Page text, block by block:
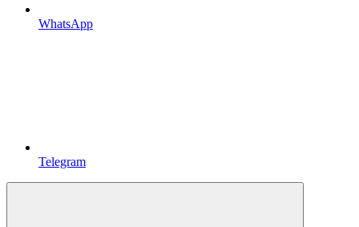
WhatsApp
Telegram